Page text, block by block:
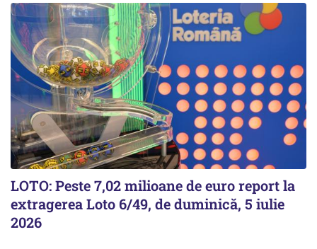
LOTO: Peste 7,02 milioane de euro report la
extragerea Loto 6/49, de duminică, 5 iulie
2026